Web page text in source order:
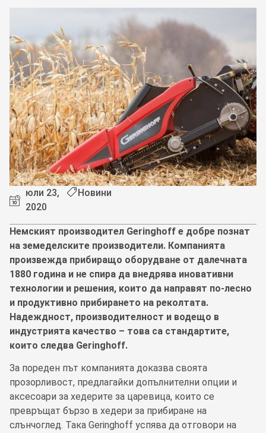
юли 23,
2020
Новини
Немският производител Geringhoff е добре познат
на земеделските производители. Компанията
произвежда прибиращо оборудване от далечната
1880 година и не спира да внедрява иновативни
технологии и решения, които да направят по-лесно
и продуктивно прибирането на реколтата.
Надеждност, производителност и водещо в
индустрията качество – това са стандартите,
които следва Geringhoff.
За пореден път компанията доказва своята
прозорливост, предлагайки допълнителни опции и
аксесоари за хедерите за царевица, които сe
превръщат бързо в хедери за прибиране на
слънчоглед. Така Geringhoff успява да отговори на